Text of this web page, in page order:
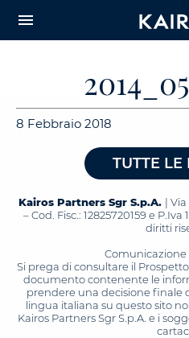
CONTENT
menu
8 Febbraio 2018
TUTTE LE
Kairos Partners Sgr S.p.A. |
– Cod. Fisc.: 12825720159 e
diritti
Si prega di consultare il
documento contenente le
prendere una decisione finale
lingua italiana su questo sito
Kairos Partners Sgr S.p.A. e i